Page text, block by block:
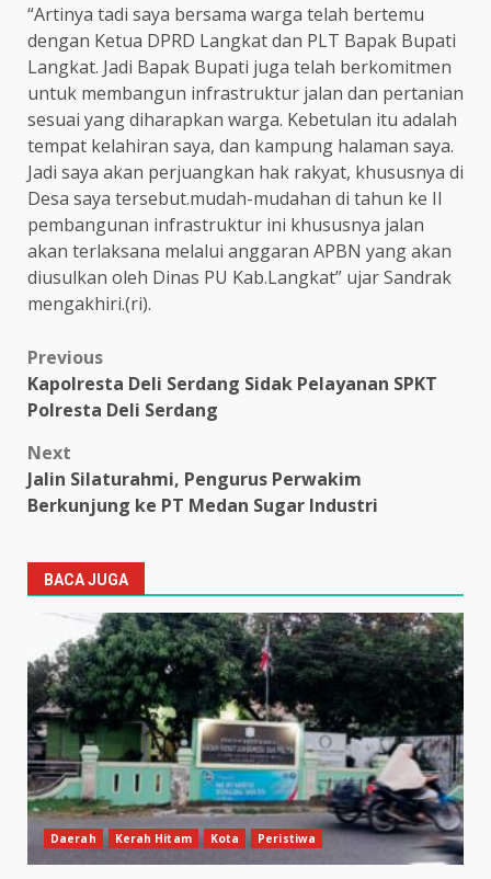
“Artinya tadi saya bersama warga telah bertemu
dengan Ketua DPRD Langkat dan PLT Bapak Bupati
Langkat. Jadi Bapak Bupati juga telah berkomitmen
untuk membangun infrastruktur jalan dan pertanian
sesuai yang diharapkan warga. Kebetulan itu adalah
tempat kelahiran saya, dan kampung halaman saya.
Jadi saya akan perjuangkan hak rakyat, khususnya di
Desa saya tersebut.mudah-mudahan di tahun ke II
pembangunan infrastruktur ini khususnya jalan
akan terlaksana melalui anggaran APBN yang akan
diusulkan oleh Dinas PU Kab.Langkat” ujar Sandrak
mengakhiri.(ri).
Post
navigation
Previous
Kapolresta Deli Serdang Sidak Pelayanan SPKT
Polresta Deli Serdang
Next
Jalin Silaturahmi, Pengurus Perwakim
Berkunjung ke PT Medan Sugar Industri
BACA JUGA
Daerah Kerah Hitam Kota Peristiwa